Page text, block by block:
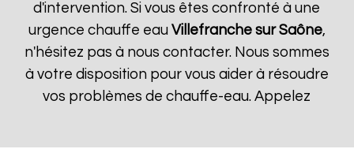
d'intervention. Si vous êtes confronté à une
urgence chauffe eau Villefranche sur Saône,
n'hésitez pas à nous contacter. Nous sommes
à votre disposition pour vous aider à résoudre
vos problèmes de chauffe-eau. Appelez